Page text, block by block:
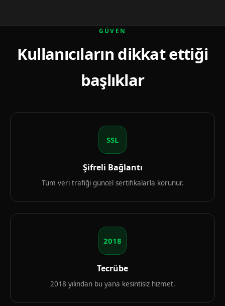
GÜVEN
Kullanıcıların dikkat ettiği
başlıklar
SSL
Şifreli Bağlantı
Tüm veri trafiği güncel sertifikalarla korunur.
2018
Tecrübe
2018 yılından bu yana kesintisiz hizmet.